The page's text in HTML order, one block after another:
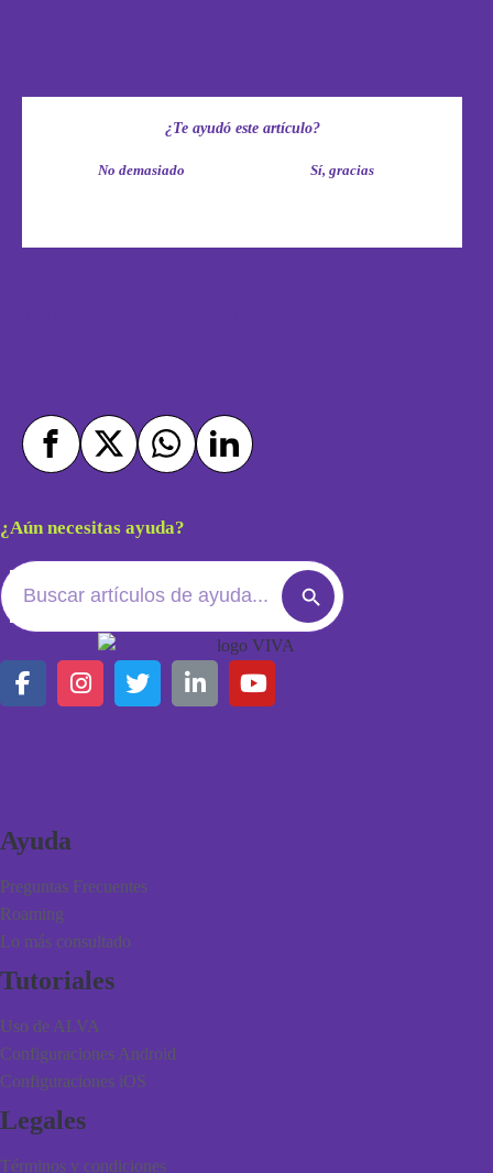
¿Te ayudó este artículo?
No demasiado Sí, gracias
¿Aún necesitas ayuda?
Search
for:
Search
Button
Ayuda
Preguntas Frecuentes
Roaming
Lo más consultado
Tutoriales
Uso de ALVA
Configuraciones Android
Configuraciones iOS
Legales
Términos y condiciones